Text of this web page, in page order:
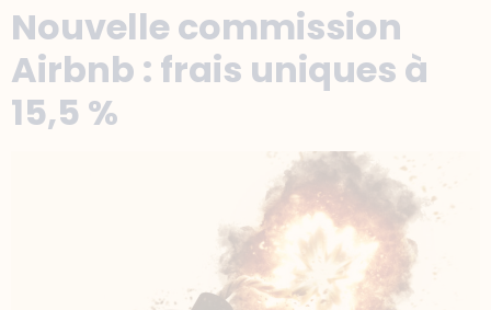
Nouvelle commission
Airbnb : frais uniques à
15,5 %